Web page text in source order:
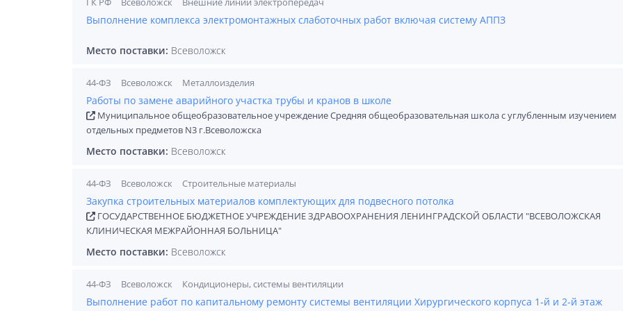
Выполнение комплекса электромонтажных слаботочных работ включая систему АППЗ
Место поставки: Всеволожск
44-ФЗ Всеволожск Металлоизделия
Работы по замене аварийного участка трубы и кранов в школе
Муниципальное общеобразовательное учреждение Средняя общеобразовательная школа с углубленным изучением
отдельных предметов N3 г.Всеволожска
Место поставки: Всеволожск
44-ФЗ Всеволожск Строительные материалы
Закупка строительных материалов комплектующих для подвесного потолка
ГОСУДАРСТВЕННОЕ БЮДЖЕТНОЕ УЧРЕЖДЕНИЕ ЗДРАВООХРАНЕНИЯ ЛЕНИНГРАДСКОЙ ОБЛАСТИ "ВСЕВОЛОЖСКАЯ
КЛИНИЧЕСКАЯ МЕЖРАЙОННАЯ БОЛЬНИЦА"
Место поставки: Всеволожск
44-ФЗ Всеволожск Кондиционеры, системы вентиляции
Выполнение работ по капитальному ремонту системы вентиляции Хирургического корпуса 1-й и 2-й этаж